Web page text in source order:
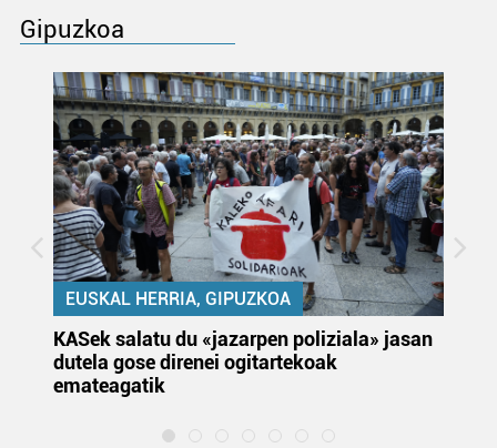
Gipuzkoa
EUSKAL HERRIA, GIPUZKOA
KASek salatu du «jazarpen poliziala» jasan
dutela gose direnei ogitartekoak
emateagatik